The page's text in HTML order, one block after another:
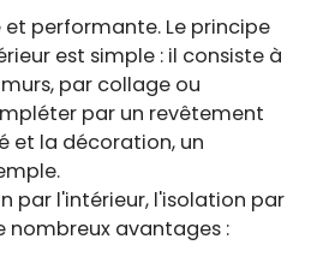
performante. Le principe
est simple : il consiste à
par collage ou
par un revêtement
et la décoration, un
par l'intérieur, l'isolation par
nombreux avantages :